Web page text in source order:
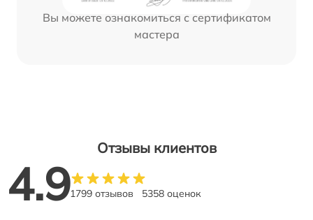
Вы можете ознакомиться с сертификатом
мастера
Отзывы клиентов
4.91799 отзывов 5358 оценок